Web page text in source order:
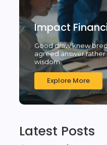
Impact
Good draw knew
agreed answer
wisdom.
Explore More
Latest Posts